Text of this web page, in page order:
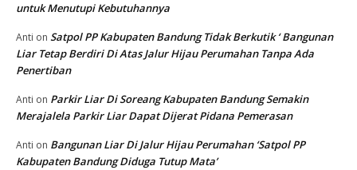
untuk Menutupi Kebutuhannya
Anti on Satpol PP Kabupaten Bandung Tidak Berkutik ‘ Bangunan
Liar Tetap Berdiri Di Atas Jalur Hijau Perumahan Tanpa Ada
Penertiban
Anti on Parkir Liar Di Soreang Kabupaten Bandung Semakin
Merajalela Parkir Liar Dapat Dijerat Pidana Pemerasan
Anti on Bangunan Liar Di Jalur Hijau Perumahan ‘Satpol PP
Kabupaten Bandung Diduga Tutup Mata’